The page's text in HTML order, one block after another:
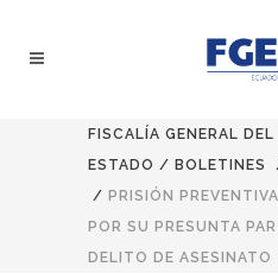
FISCALÍA GENERAL DEL
ESTADO / BOLETINES
/ PRISIÓN
POR SU PRESUNTA
DELITO DE ASESINATO